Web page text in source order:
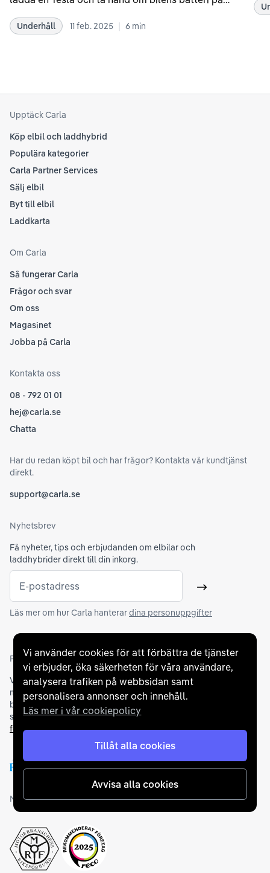
Vi använder cookies för att förbättra de tjänster
vi erbjuder, öka säkerheten för våra användare,
analysera trafiken på webbsidan samt
personalisera annonser och innehåll.
Läs mer i vår cookiepolicy
Tillåt alla cookies
Avvisa alla cookies
rekommendationer samt våra egna erfarenheter
Underhåll 11 feb. 2025 | 6 min
att
Upptäck Carla
Köp elbil och laddhybrid
Populära kategorier
Carla Partner Services
Sälj elbil
Byt till elbil
Laddkarta
Om Carla
Så fungerar Carla
Frågor och svar
Om oss
Magasinet
Jobba på Carla
Kontakta oss
08 - 792 01 01
hej@carla.se
Chatta
Har du redan köpt bil och har frågor? Kontakta vår kundtjänst
direkt.
support@carla.se
Nyhetsbrev
Få nyheter, tips och erbjudanden om elbilar och
laddhybrider direkt till din inkorg.
E-postadress Skicka
Läs mer om hur Carla hanterardina personuppgifter
Partners och betallösningar
Vi samarbetar medflertalet banker för att erbjuda dig bästa
möjliga finansieringslösning och stödjer en rad olika
betalningsmetoder. För att du ska känna dig trygg vid ditt köp
samarbetar vi med Folksam och AutoConcept gällande
försäkringar och garantier.
Medlemskap och utmärkelser